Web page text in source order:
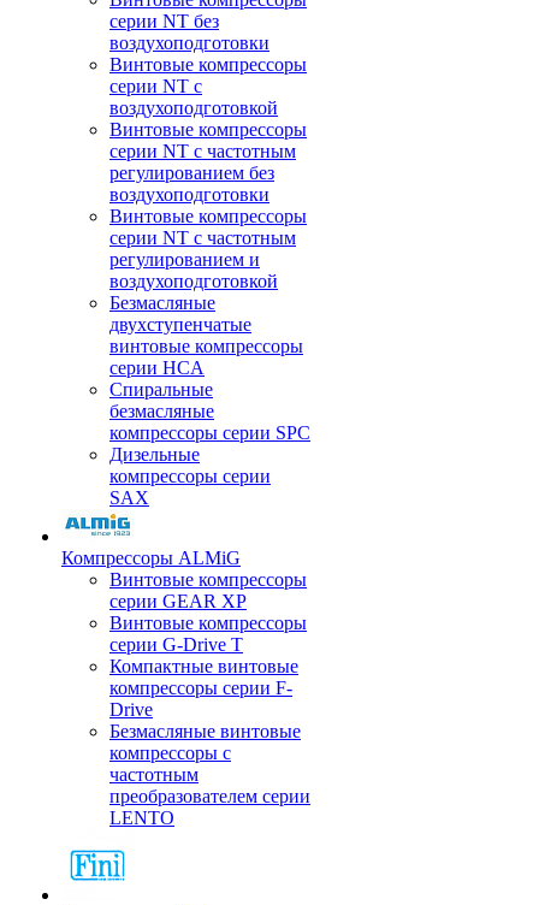
серии NT без
воздухоподготовки
Винтовые компрессоры
серии NT c
воздухоподготовкой
Винтовые компрессоры
серии NT с частотным
регулированием без
воздухоподготовки
Винтовые компрессоры
серии NT с частотным
регулированием и
воздухоподготовкой
Безмасляные
двухступенчатые
винтовые компрессоры
серии HCA
Спиральные
безмасляные
компрессоры серии SPC
Дизельные
компрессоры серии
SAX
Компрессоры ALMiG
Винтовые компрессоры
серии GEAR XP
Винтовые компрессоры
серии G-Drive T
Компактные винтовые
компрессоры серии F-
Drive
Безмасляные винтовые
компрессоры с
частотным
преобразователем серии
LENTO